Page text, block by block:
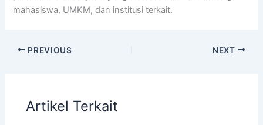
mahasiswa, UMKM, dan institusi terkait.
PREVIOUS NEXT
Artikel Terkait